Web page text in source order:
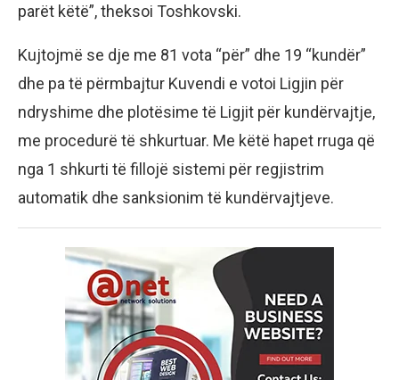
parët këtë”, theksoi Toshkovski.
Kujtojmë se dje me 81 vota “për” dhe 19 “kundër”
dhe pa të përmbajtur Kuvendi e votoi Ligjin për
ndryshime dhe plotësime të Ligjit për kundërvajtje,
me procedurë të shkurtuar. Me këtë hapet rruga që
nga 1 shkurti të fillojë sistemi për regjistrim
automatik dhe sanksionim të kundërvajtjeve.